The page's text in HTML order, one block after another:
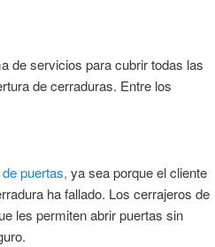
de servicios para cubrir todas las
de cerraduras. Entre los
puertas, ya sea porque el cliente
ha fallado. Los cerrajeros de
les permiten abrir puertas sin